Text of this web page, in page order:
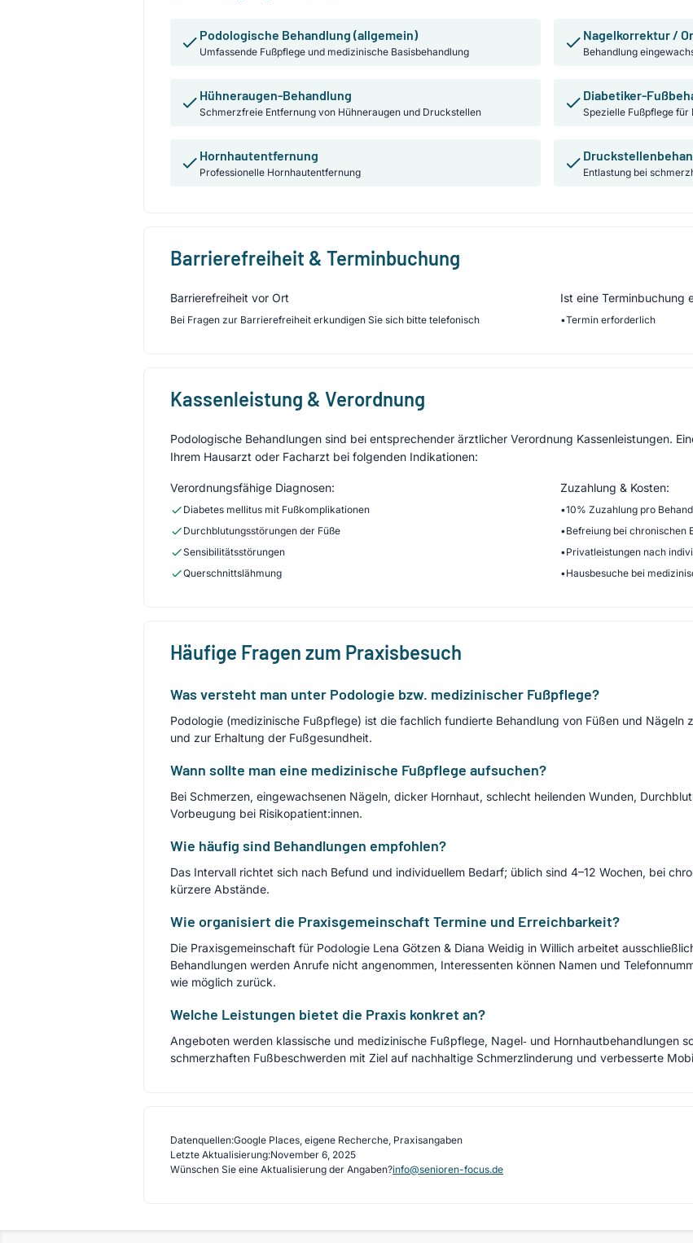
Podologische Behandlung (allgemein)
Umfassende Fußpflege und medizinische Basisbehandlung
Nagelkorrektur /
Behandlung
Hühneraugen-Behandlung
Schmerzfreie Entfernung von Hühneraugen und Druckstellen
Diabetiker-
Spezielle Fußpflege
Hornhautentfernung
Professionelle Hornhautentfernung Entlastung bei
Barrierefreiheit & Terminbuchung
Barrierefreiheit vor Ort
Bei Fragen zur Barrierefreiheit erkundigen Sie sich bitte telefonisch
Ist eine Terminbuchung
•Termin erforderlich
Kassenleistung & Verordnung
Podologische Behandlungen sind bei entsprechender ärztlicher Verordnung Kassenleistungen.
Ihrem Hausarzt oder Facharzt bei folgenden Indikationen:
Verordnungsfähige Diagnosen:
Diabetes mellitus mit Fußkomplikationen
Durchblutungsstörungen der Füße
Sensibilitätsstörungen
Querschnittslähmung
Zuzahlung & Kosten:
•10% Zuzahlung pro
•Befreiung bei chronischen
•Privatleistungen nach
•Hausbesuche bei
Häufige Fragen zum Praxisbesuch
Was versteht man unter Podologie bzw. medizinischer Fußpflege?
Podologie (medizinische Fußpflege) ist die fachlich fundierte Behandlung von Füßen und Nägeln
und zur Erhaltung der Fußgesundheit.
Wann sollte man eine medizinische Fußpflege aufsuchen?
Bei Schmerzen, eingewachsenen Nägeln, dicker Hornhaut, schlecht heilenden Wunden,
Vorbeugung bei Risikopatient:innen.
Wie häufig sind Behandlungen empfohlen?
Das Intervall richtet sich nach Befund und individuellem Bedarf; üblich sind 4–12 Wochen, bei
kürzere Abstände.
Wie organisiert die Praxisgemeinschaft Termine und Erreichbarkeit?
Die Praxisgemeinschaft für Podologie Lena Götzen & Diana Weidig in Willich arbeitet
Behandlungen werden Anrufe nicht angenommen, Interessenten können Namen und
wie möglich zurück.
Welche Leistungen bietet die Praxis konkret an?
Angeboten werden klassische und medizinische Fußpflege, Nagel‑ und Hornhautbehandlungen
schmerzhaften Fußbeschwerden mit Ziel auf nachhaltige Schmerzlinderung und verbesserte
Datenquellen:Google Places, eigene Recherche, Praxisangaben
Letzte Aktualisierung:November 6, 2025
Wünschen Sie eine Aktualisierung der Angaben?info@senioren-focus.de